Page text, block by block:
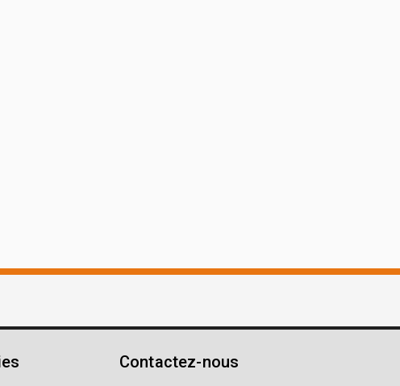
Contactez-nous